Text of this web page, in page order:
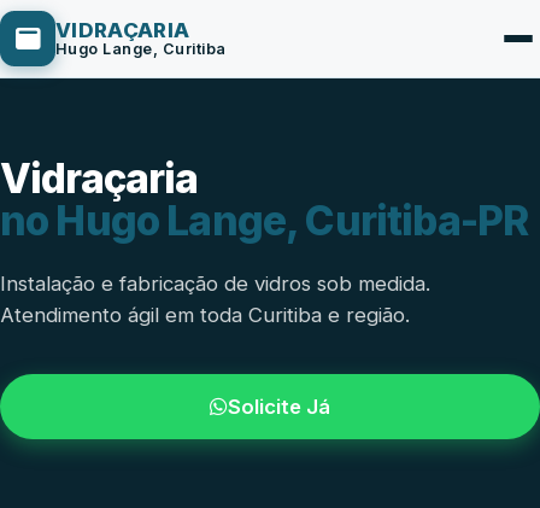
VIDRAÇARIA
Hugo Lange, Curitiba
Box de Vidro
Portas em Vidro
Janelas de Vidro
Vidraçaria
no Hugo Lange, Curitiba-PR
Instalação e fabricação de vidros sob medida.
Atendimento ágil em toda Curitiba e região.
Solicite Já